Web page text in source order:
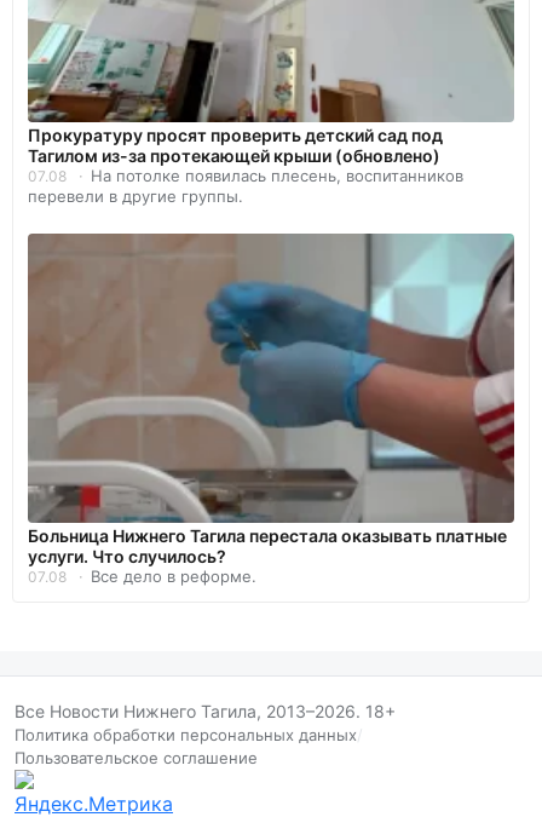
Прокуратуру просят проверить детский сад под
Тагилом из-за протекающей крыши (обновлено)
07.08
На потолке появилась плесень, воспитанников
перевели в другие группы.
Больница Нижнего Тагила перестала оказывать платные
услуги. Что случилось?
07.08 Все дело в реформе.
Все Новости Нижнего Тагила, 2013–2026. 18+
Политика обработки персональных данных/
Пользовательское соглашение